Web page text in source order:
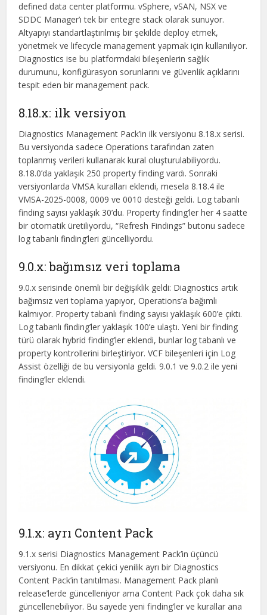
defined data center platformu. vSphere, vSAN, NSX ve
SDDC Manager’ı tek bir entegre stack olarak sunuyor.
Altyapıyı standartlaştırılmış bir şekilde deploy etmek,
yönetmek ve lifecycle management yapmak için kullanılıyor.
Diagnostics ise bu platformdaki bileşenlerin sağlık
durumunu, konfigürasyon sorunlarını ve güvenlik açıklarını
tespit eden bir management pack.
8.18.x: ilk versiyon
Diagnostics Management Pack’in ilk versiyonu 8.18.x serisi.
Bu versiyonda sadece Operations tarafından zaten
toplanmış verileri kullanarak kural oluşturulabiliyordu.
8.18.0’da yaklaşık 250 property finding vardı. Sonraki
versiyonlarda VMSA kuralları eklendi, mesela 8.18.4 ile
VMSA-2025-0008, 0009 ve 0010 desteği geldi. Log tabanlı
finding sayısı yaklaşık 30’du. Property finding’ler her 4 saatte
bir otomatik üretiliyordu, “Refresh Findings” butonu sadece
log tabanlı finding’leri güncelliyordu.
9.0.x: bağımsız veri toplama
9.0.x serisinde önemli bir değişiklik geldi: Diagnostics artık
bağımsız veri toplama yapıyor, Operations’a bağımlı
kalmıyor. Property tabanlı finding sayısı yaklaşık 600’e çıktı.
Log tabanlı finding’ler yaklaşık 100’e ulaştı. Yeni bir finding
türü olarak hybrid finding’ler eklendi, bunlar log tabanlı ve
property kontrollerini birleştiriyor. VCF bileşenleri için Log
Assist özelliği de bu versiyonla geldi. 9.0.1 ve 9.0.2 ile yeni
finding’ler eklendi.
9.1.x: ayrı Content Pack
9.1.x serisi Diagnostics Management Pack’in üçüncü
versiyonu. En dikkat çekici yenilik ayrı bir Diagnostics
Content Pack’in tanıtılması. Management Pack planlı
release’lerde güncelleniyor ama Content Pack çok daha sık
güncellenebiliyor. Bu sayede yeni finding’ler ve kurallar ana